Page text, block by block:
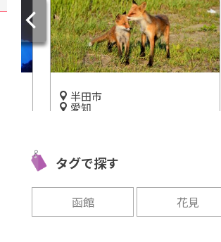
亀山の地ビール「乾杯のう
た」が飲める！ドライブイン
『あんぜん文化村』に行こう
♪
岐阜
開催中
タグで探す
函館 花見